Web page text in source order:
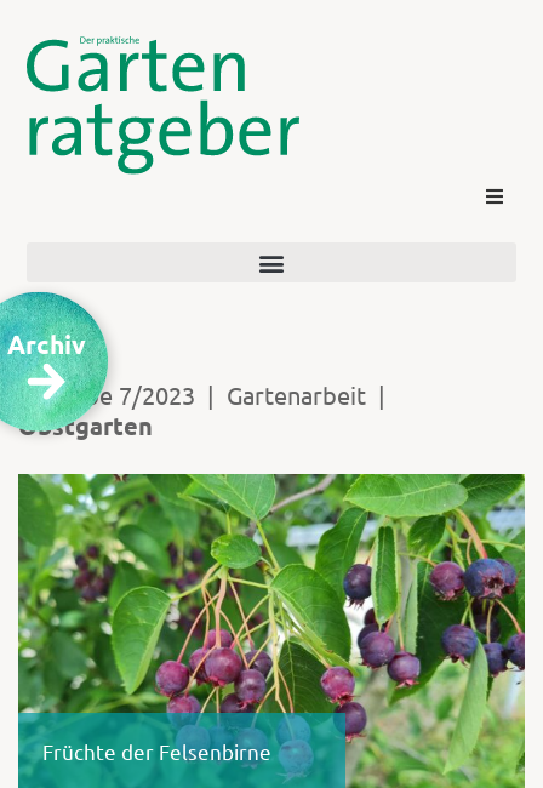
Login
Shop
Ausgabe 7/2023 | Gartenarbeit |
Obstgarten
Früchte der Felsenbirne
Archiv